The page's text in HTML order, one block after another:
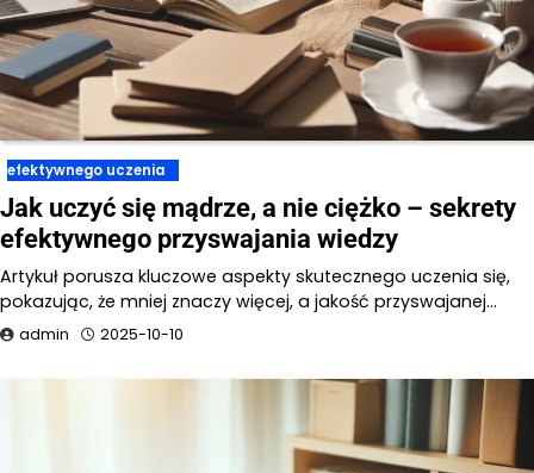
efektywnego uczenia
Jak uczyć się mądrze, a nie ciężko – sekrety
efektywnego przyswajania wiedzy
Artykuł porusza kluczowe aspekty skutecznego uczenia się,
pokazując, że mniej znaczy więcej, a jakość przyswajanej…
admin 2025-10-10